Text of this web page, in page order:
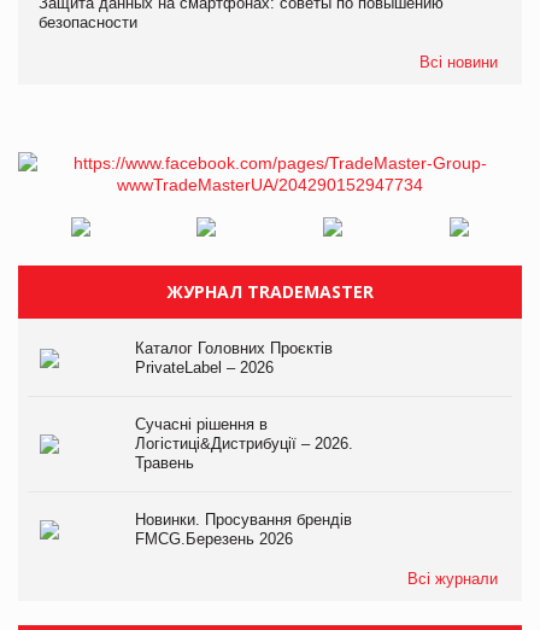
безопасности
Всі новини
ЖУРНАЛ TRADEMASTER
Каталог Головних Проєктів
PrivateLabel – 2026
Сучасні рішення в
Логістиці&Дистрибуції – 2026.
Травень
Новинки. Просування брендів
FMCG.Березень 2026
Всі журнали